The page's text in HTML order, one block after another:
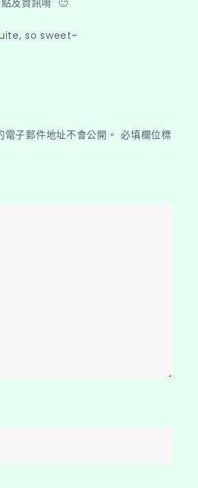
so sweet~
子郵件地址不會公開。 必填欄位標